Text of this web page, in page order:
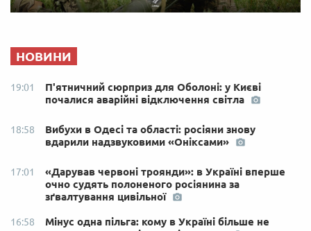
НОВИНИ
19:01
П'ятничний сюрприз для Оболоні: у Києві
почалися аварійні відключення світла
18:58
Вибухи в Одесі та області: росіяни знову
вдарили надзвуковими «Оніксами»
17:01
«Дарував червоні троянди»: в Україні вперше
очно судять полоненого росіянина за
зґвалтування цивільної
16:58
Мінус одна пільга: кому в Україні більше не